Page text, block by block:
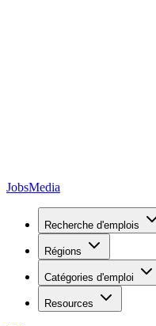
JobsMedia
Recherche d'emplois
Régions
Catégories d'emploi
Resources